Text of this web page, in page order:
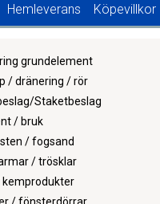
Hemleverans Köpevillkor
grundelement
/ dränering / rör
Staketbeslag
/ bruk
/ fogsand
/ trösklar
kemprodukter